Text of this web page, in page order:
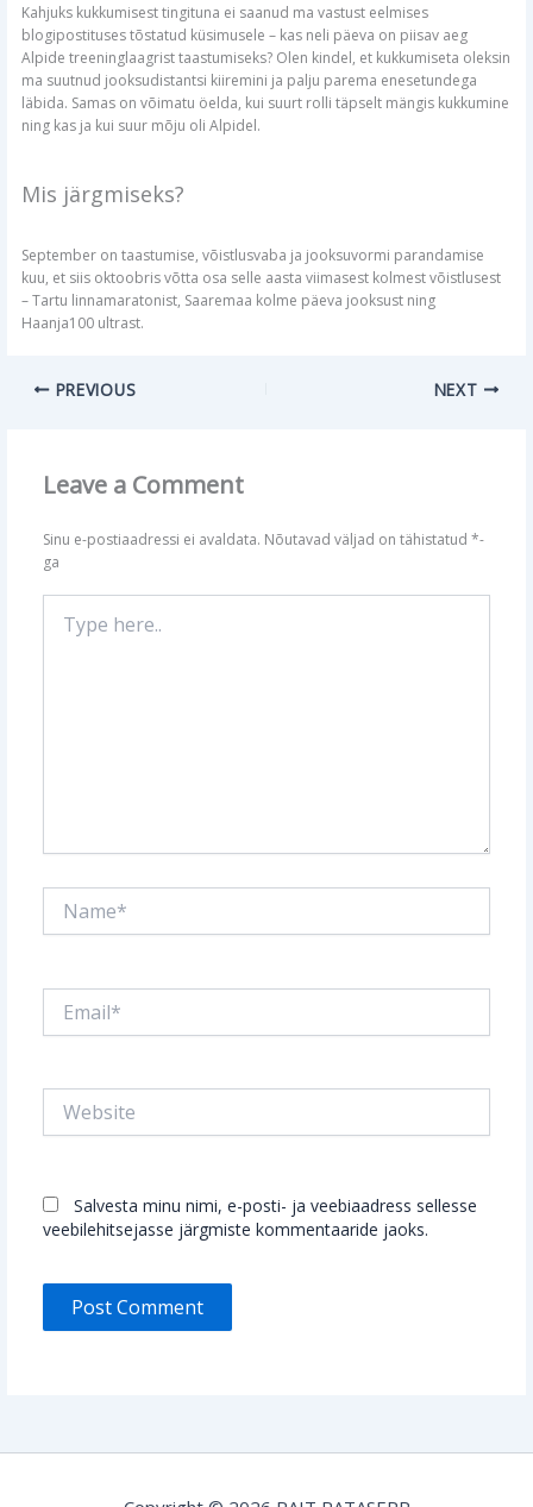
Kahjuks kukkumisest tingituna ei saanud ma vastust eelmises
blogipostituses tõstatud küsimusele – kas neli päeva on piisav aeg
Alpide treeninglaagrist taastumiseks? Olen kindel, et kukkumiseta oleksin
ma suutnud jooksudistantsi kiiremini ja palju parema enesetundega
läbida. Samas on võimatu öelda, kui suurt rolli täpselt mängis kukkumine
ning kas ja kui suur mõju oli Alpidel.
Mis järgmiseks?
September on taastumise, võistlusvaba ja jooksuvormi parandamise
kuu, et siis oktoobris võtta osa selle aasta viimasest kolmest võistlusest
– Tartu linnamaratonist, Saaremaa kolme päeva jooksust ning
Haanja100 ultrast.
PREVIOUS NEXT
Leave a Comment
Sinu e-postiaadressi ei avaldata. Nõutavad väljad on tähistatud*-
ga
here..
Salvesta minu nimi, e-posti- ja veebiaadress sellesse
veebilehitsejasse järgmiste kommentaaride jaoks.